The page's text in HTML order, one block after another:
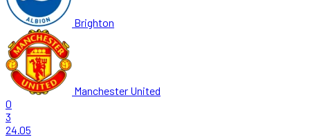
Brighton
Manchester United
0
3
24.05